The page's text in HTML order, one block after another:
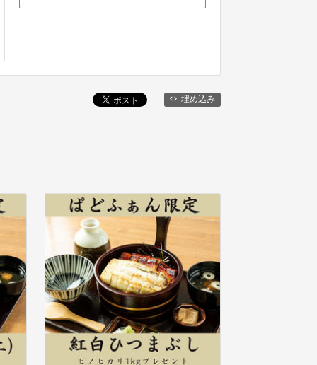
埋め込み